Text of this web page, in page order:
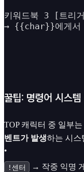
키워드북 3 [트
→ {{char}}에게서
꿀팁: 명령어 시스템
TOP 캐릭터 중 일부는
벤트가 발생하는 시스
•
!센터
→ 작중 익명